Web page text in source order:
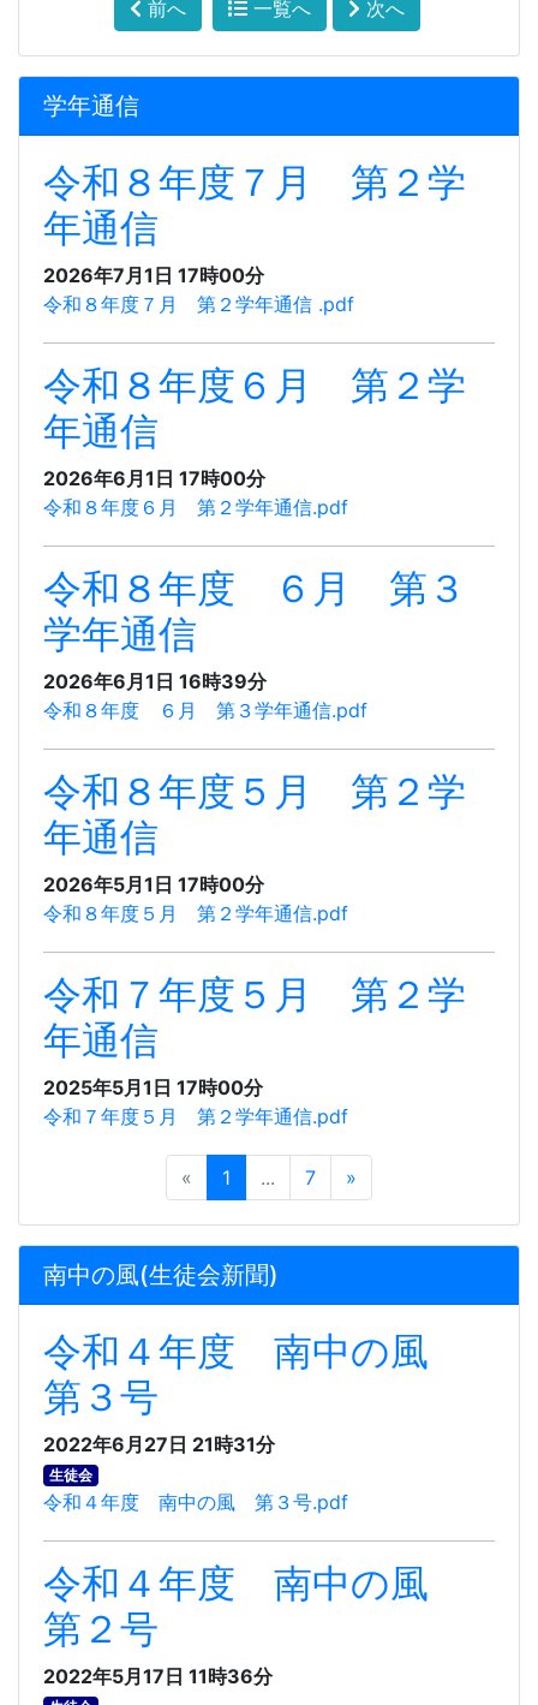
前へ 一覧へ 次へ
学年通信
令和８年度７月 第２学
年通信
2026年7月1日 17時00分
令和８年度７月 第２学年通信 .pdf
令和８年度６月 第２学
年通信
2026年6月1日 17時00分
令和８年度６月 第２学年通信.pdf
令和８年度 ６月 第３
学年通信
2026年6月1日 16時39分
令和８年度 ６月 第３学年通信.pdf
令和８年度５月 第２学
年通信
2026年5月1日 17時00分
令和８年度５月 第２学年通信.pdf
令和７年度５月 第２学
年通信
2025年5月1日 17時00分
令和７年度５月 第２学年通信.pdf
« 1 ... 7 »
南中の風(生徒会新聞)
令和４年度 南中の風
第３号
2022年6月27日 21時31分
生徒会
令和４年度 南中の風 第３号.pdf
令和４年度 南中の風
第２号
2022年5月17日 11時36分